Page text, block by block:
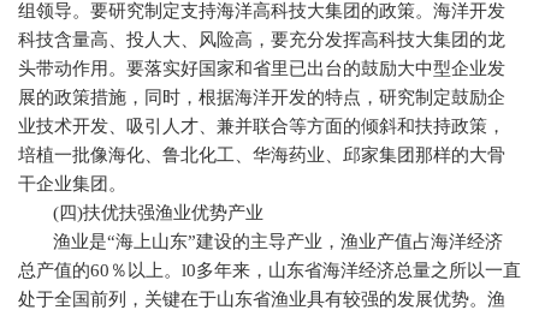
组领导。要研究制定支持海洋高科技大集团的政策。海洋开发
科技含量高、投人大、风险高，要充分发挥高科技大集团的龙
头带动作用。要落实好国家和省里已出台的鼓励大中型企业发
展的政策措施，同时，根据海洋开发的特点，研究制定鼓励企
业技术开发、吸引人才、兼并联合等方面的倾斜和扶持政策，
培植一批像海化、鲁北化工、华海药业、邱家集团那样的大骨
干企业集团。
(四)扶优扶强渔业优势产业
渔业是“海上山东”建设的主导产业，渔业产值占海洋经济
总产值的60 ％以上。 l0多年来，山东省海洋经济总量之所以一直
处于全国前列，关键在于山东省渔业具有较强的发展优势。渔